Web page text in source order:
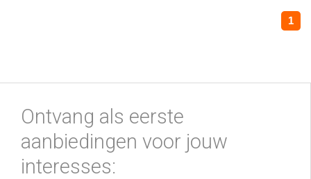
1
Ontvang als eerste
aanbiedingen voor jouw
interesses: